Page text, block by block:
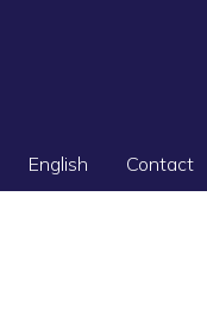
English Contact